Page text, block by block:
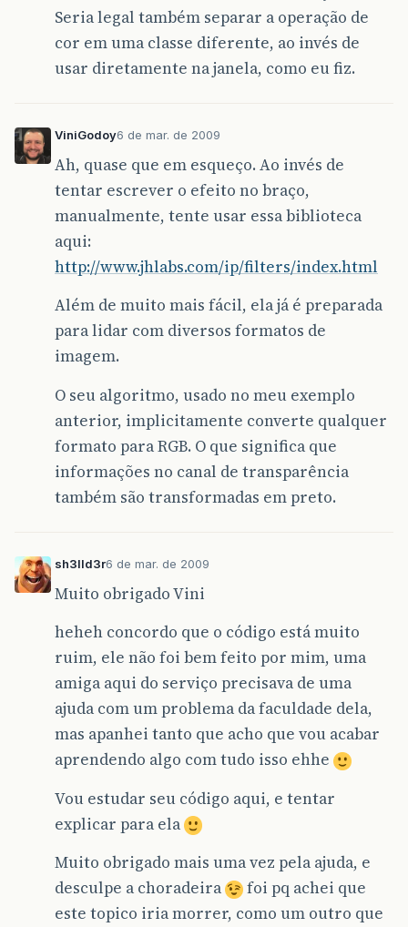
Seria legal também separar a operação de
cor em uma classe diferente, ao invés de
usar diretamente na janela, como eu fiz.
ViniGodoy6 de mar. de 2009
Ah, quase que em esqueço. Ao invés de
tentar escrever o efeito no braço,
manualmente, tente usar essa biblioteca
aqui:
http://www.jhlabs.com/ip/filters/index.html
Além de muito mais fácil, ela já é preparada
para lidar com diversos formatos de
imagem.
O seu algoritmo, usado no meu exemplo
anterior, implicitamente converte qualquer
formato para RGB. O que significa que
informações no canal de transparência
também são transformadas em preto.
sh3lld3r6 de mar. de 2009
Muito obrigado Vini
heheh concordo que o código está muito
ruim, ele não foi bem feito por mim, uma
amiga aqui do serviço precisava de uma
ajuda com um problema da faculdade dela,
mas apanhei tanto que acho que vou acabar
aprendendo algo com tudo isso ehhe
Vou estudar seu código aqui, e tentar
explicar para ela
Muito obrigado mais uma vez pela ajuda, e
desculpe a choradeira
foi pq achei que
este topico iria morrer, como um outro que